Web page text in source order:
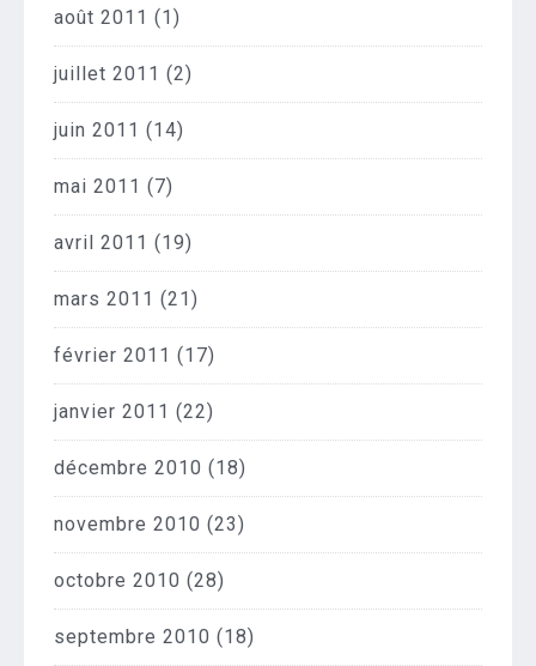
août 2011 (1)
juillet 2011 (2)
juin 2011 (14)
mai 2011 (7)
avril 2011 (19)
mars 2011 (21)
février 2011 (17)
janvier 2011 (22)
décembre 2010 (18)
novembre 2010 (23)
octobre 2010 (28)
septembre 2010 (18)